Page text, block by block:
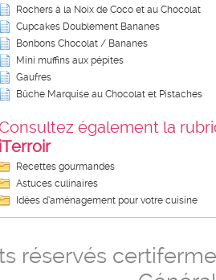
Rochers à la Noix de Coco et au Chocolat
Cupcakes Doublement Bananes
Bonbons Chocolat / Bananes
Mini muffins aux pépites
Gaufres
Bûche Marquise au Chocolat et Pistaches
Consultez également la
iTerroir
Recettes gourmandes
Astuces culinaires
Idées d’aménagement pour votre cuisine
réservés